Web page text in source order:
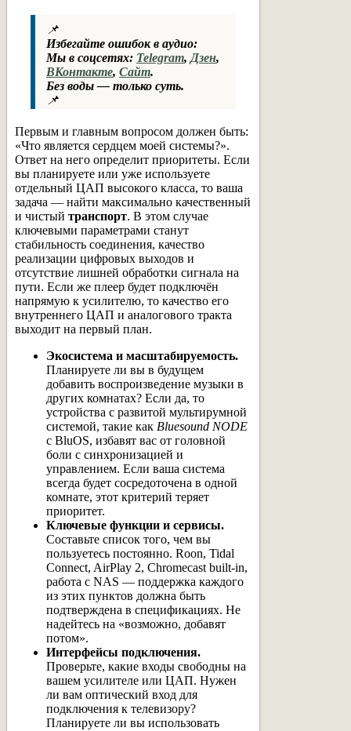
📌
Избегайте ошибок в аудио:
Мы в соцсетях: Telegram, Дзен,
ВКонтакте, Сайт.
Без воды — только суть.
📌
Первым и главным вопросом должен быть:
«Что является сердцем моей системы?».
Ответ на него определит приоритеты. Если
вы планируете или уже используете
отдельный ЦАП высокого класса, то ваша
задача — найти максимально качественный
и чистый транспорт. В этом случае
ключевыми параметрами станут
стабильность соединения, качество
реализации цифровых выходов и
отсутствие лишней обработки сигнала на
пути. Если же плеер будет подключён
напрямую к усилителю, то качество его
внутреннего ЦАП и аналогового тракта
выходит на первый план.
Экосистема и масштабируемость.
Планируете ли вы в будущем
добавить воспроизведение музыки в
других комнатах? Если да, то
устройства с развитой мультирумной
системой, такие как Bluesound NODE
с BluOS, избавят вас от головной
боли с синхронизацией и
управлением. Если ваша система
всегда будет сосредоточена в одной
комнате, этот критерий теряет
приоритет.
Ключевые функции и сервисы.
Составьте список того, чем вы
пользуетесь постоянно. Roon, Tidal
Connect, AirPlay 2, Chromecast built-in,
работа с NAS — поддержка каждого
из этих пунктов должна быть
подтверждена в спецификациях. Не
надейтесь на «возможно, добавят
потом».
Интерфейсы подключения.
Проверьте, какие входы свободны на
вашем усилителе или ЦАП. Нужен
ли вам оптический вход для
подключения к телевизору?
Планируете ли вы использовать